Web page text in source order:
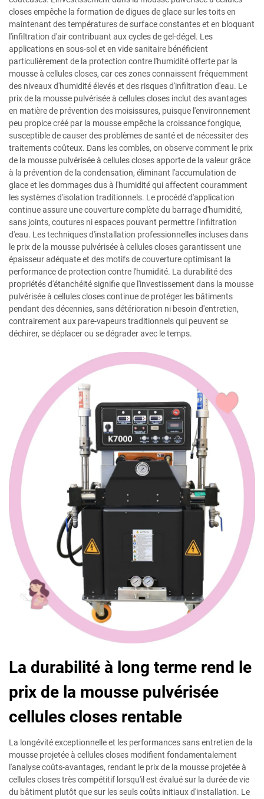
closes empêche la formation de digues de glace sur les toits en
maintenant des températures de surface constantes et en bloquant
l'infiltration d'air contribuant aux cycles de gel-dégel. Les
applications en sous-sol et en vide sanitaire bénéficient
particulièrement de la protection contre l'humidité offerte par la
mousse à cellules closes, car ces zones connaissent fréquemment
des niveaux d'humidité élevés et des risques d'infiltration d'eau. Le
prix de la mousse pulvérisée à cellules closes inclut des avantages
en matière de prévention des moisissures, puisque l'environnement
peu propice créé par la mousse empêche la croissance fongique,
susceptible de causer des problèmes de santé et de nécessiter des
traitements coûteux. Dans les combles, on observe comment le prix
de la mousse pulvérisée à cellules closes apporte de la valeur grâce
à la prévention de la condensation, éliminant l'accumulation de
glace et les dommages dus à l'humidité qui affectent couramment
les systèmes d'isolation traditionnels. Le procédé d'application
continue assure une couverture complète du barrage d'humidité,
sans joints, coutures ni espaces pouvant permettre l'infiltration
d'eau. Les techniques d'installation professionnelles incluses dans
le prix de la mousse pulvérisée à cellules closes garantissent une
épaisseur adéquate et des motifs de couverture optimisant la
performance de protection contre l'humidité. La durabilité des
propriétés d'étanchéité signifie que l'investissement dans la mousse
pulvérisée à cellules closes continue de protéger les bâtiments
pendant des décennies, sans détérioration ni besoin d'entretien,
contrairement aux pare-vapeurs traditionnels qui peuvent se
déchirer, se déplacer ou se dégrader avec le temps.
La durabilité à long terme rend le
prix de la mousse pulvérisée
cellules closes rentable
La longévité exceptionnelle et les performances sans entretien de la
mousse projetée à cellules closes modifient fondamentalement
l'analyse coûts-avantages, rendant le prix de la mousse projetée à
cellules closes très compétitif lorsqu'il est évalué sur la durée de vie
du bâtiment plutôt que sur les seuls coûts initiaux d'installation. Le